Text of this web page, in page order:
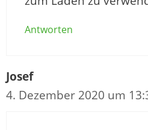
Antworten
Josef
4. Dezember 2020 um